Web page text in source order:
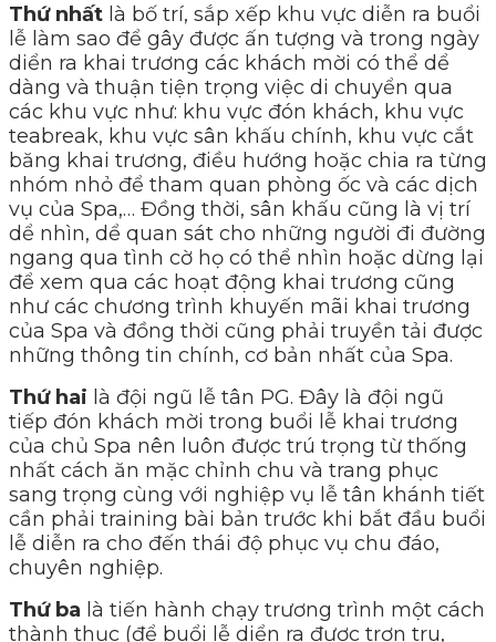
Thứ nhất là bố trí, sắp xếp khu vực diễn ra buổi
lễ làm sao để gây được ấn tượng và trong ngày
diển ra khai trương các khách mời có thể dể
dàng và thuận tiện trọng việc di chuyển qua
các khu vực như: khu vực đón khách, khu vực
teabreak, khu vực sân khấu chính, khu vực cắt
băng khai trương, điều hướng hoặc chia ra từng
nhóm nhỏ để tham quan phòng ốc và các dịch
vụ của Spa,… Đồng thời, sân khấu cũng là vị trí
dể nhìn, dể quan sát cho những người đi đường
ngang qua tình cờ họ có thể nhìn hoặc dừng lại
để xem qua các hoạt động khai trương cũng
như các chương trình khuyến mãi khai trương
của Spa và đồng thời cũng phải truyền tải được
những thông tin chính, cơ bản nhất của Spa.
Thứ hai là đội ngũ lễ tân PG. Đây là đội ngũ
tiếp đón khách mời trong buổi lễ khai trương
của chủ Spa nên luôn được trú trọng từ thống
nhất cách ăn mặc chỉnh chu và trang phục
sang trọng cùng với nghiệp vụ lễ tân khánh tiết
cần phải training bài bản trước khi bắt đầu buổi
lễ diễn ra cho đến thái độ phục vụ chu đáo,
chuyên nghiệp.
Thứ ba là tiến hành chạy trương trình một cách
thành thục (để buổi lễ diển ra được trơn tru,